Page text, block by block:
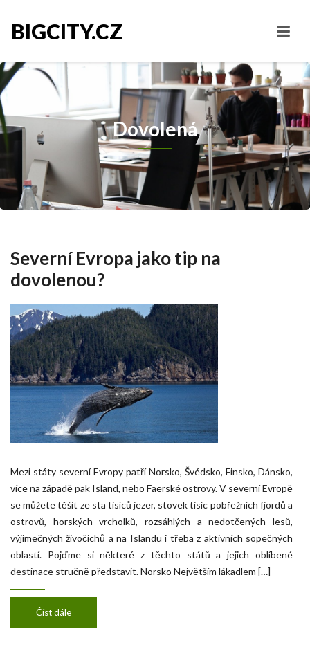
BIGCITY.CZ
Dovolená
Severní Evropa jako tip na
dovolenou?
Mezi státy severní Evropy patří Norsko, Švédsko, Finsko, Dánsko,
více na západě pak Island, nebo Faerské ostrovy. V severní Evropě
se můžete těšit ze sta tisíců jezer, stovek tisíc pobřežních fjordů a
ostrovů, horských vrcholků, rozsáhlých a nedotčených lesů,
výjimečných živočichů a na Islandu i třeba z aktivních sopečných
oblastí. Pojďme si některé z těchto států a jejich oblíbené
destinace stručně představit. Norsko Největším lákadlem […]
Číst dále